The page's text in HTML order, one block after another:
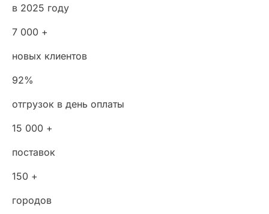
в 2025 году
7 000 +
новых клиентов
92%
отгрузок в день оплаты
15 000 +
поставок
150 +
городов